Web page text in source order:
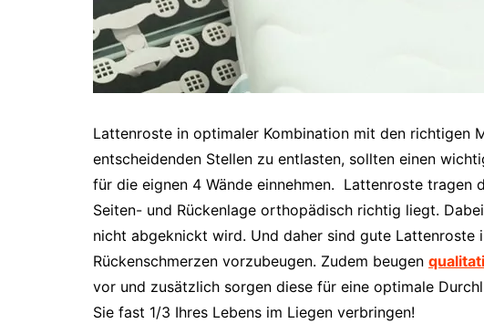
Lattenroste in optimaler Kombination mit den richtigen
entscheidenden Stellen zu entlasten, sollten einen
für die eignen 4 Wände einnehmen. Lattenroste tragen
Seiten- und Rückenlage orthopädisch richtig liegt.
nicht abgeknickt wird. Und daher sind gute Lattenroste
Rückenschmerzen vorzubeugen. Zudem beugen
vor und zusätzlich sorgen diese für eine optimale
Sie fast 1/3 Ihres Lebens im Liegen verbringen!